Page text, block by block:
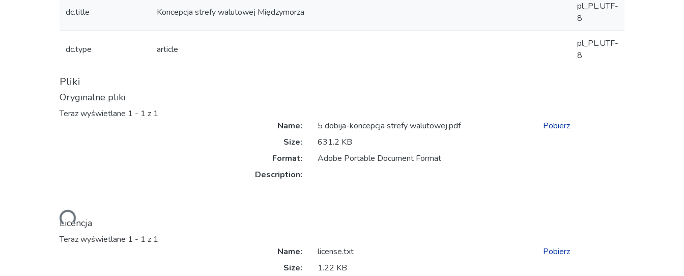
dc.title Koncepcja strefy walutowej Międzymorza
pl_PL.UTF-
8
dc.type article
pl_PL.UTF-
8
Pliki
Oryginalne pliki
Teraz wyświetlane 1 - 1 z 1
Ładowanie...
Name:
5 dobija-koncepcja strefy walutowej.pdf
Size:
631.2 KB
Format:
Adobe Portable Document Format
Description:
Pobierz
Licencja
Teraz wyświetlane 1 - 1 z 1
Name:
license.txt
Size:
1.22 KB
Pobierz